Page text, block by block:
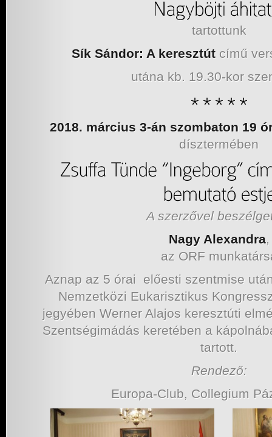
tartottunk
Sík Sándor: A keresztútcímű
utána kb. 19.30-kor
2018. március 3-án szombaton 19
dísztermében
A szerzővel
Nagy Alexandra,
az ORF
Aznap az 5 órai előesti szentmise
Nemzetközi Eukarisztikus
jegyében Werner Alajos keresztúti
Szentségimádás keretében a
tartott.
Rendező:
Europa-Club, Collegium